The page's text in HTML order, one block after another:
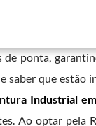
pelo seu
de ponta,
saber que estão
Industrial
Ao optar pela